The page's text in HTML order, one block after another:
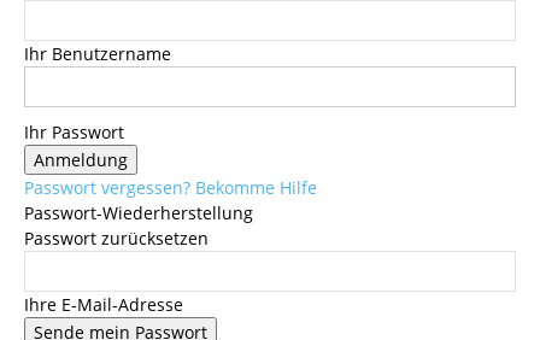
Ihr Benutzername
Ihr Passwort
Passwort vergessen? Bekomme Hilfe
Passwort-Wiederherstellung
Passwort zurücksetzen
Ihre E-Mail-Adresse